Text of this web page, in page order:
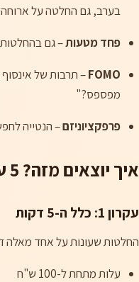
בערב, גם החלטה על ארוחה
פחד מטעות– גם
FOMO– תרבות של
מפספס?"
פרפקציוניזם– הנטייה
איך יוצאים מזה? 5 עקרונות שעובדים
עקרון 1: כלל ה-5 דקות
החלטות שעונות על אחד מאלה
עלות מתחת ל-100 ש"ח